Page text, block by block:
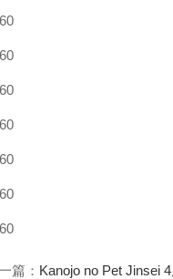
篇： Kanojo no Pet Jinsei